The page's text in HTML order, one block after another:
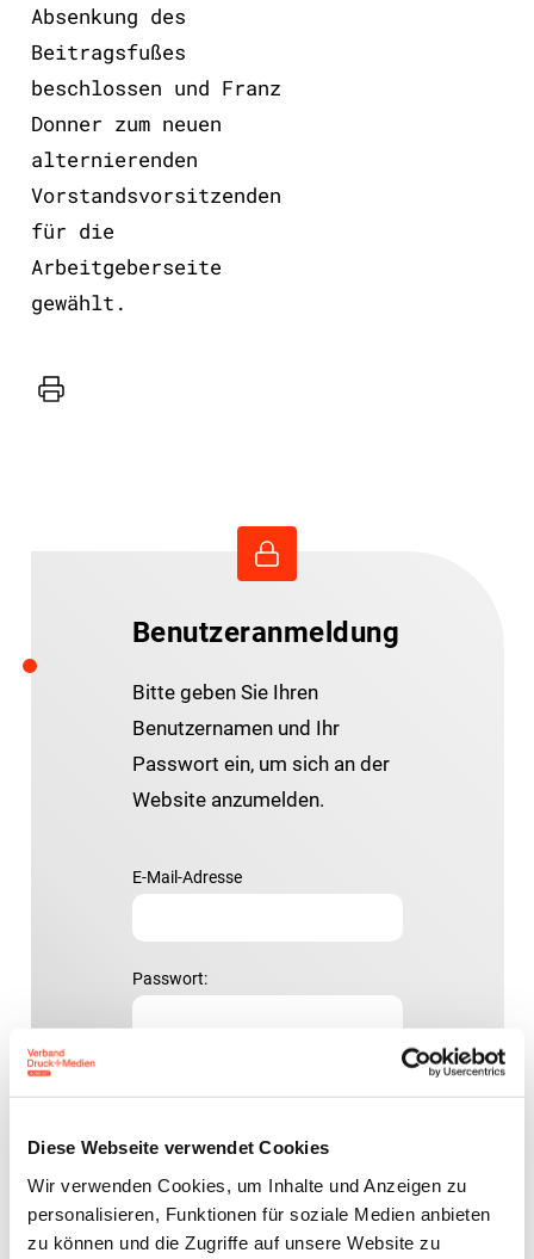
Diese Webseite verwendet Cookies
Wir verwenden Cookies, um Inhalte und Anzeigen zu
personalisieren, Funktionen für soziale Medien anbieten
zu können und die Zugriffe auf unsere Website zu
Absenkung des
Beitragsfußes
beschlossen und Franz
Donner zum neuen
alternierenden
Vorstandsvorsitzenden
für die
Arbeitgeberseite
gewählt.
Drucker
Benutzeranmeldung
Bitte geben Sie Ihren
Benutzernamen und Ihr
Passwort ein, um sich an der
Website anzumelden.
E-Mail-Adresse
Passwort: